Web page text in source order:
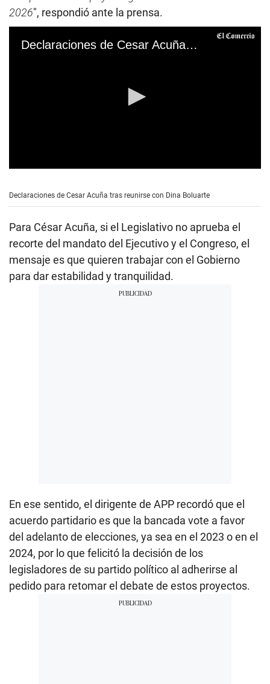
2026″, respondió ante la prensa.
Declaraciones de Cesar Acuña tras reunirse con Dina Boluarte
e
n
d
s
o
f
m
Declaraciones de Cesar Acuña tras reunirse con Dina Boluarte
Para César Acuña, si el Legislativo no aprueba el
recorte del mandato del Ejecutivo y el Congreso, el
mensaje es que quieren trabajar con el Gobierno
para dar estabilidad y tranquilidad.
En ese sentido, el dirigente de APP recordó que el
acuerdo partidario es que la bancada vote a favor
del adelanto de elecciones, ya sea en el 2023 o en el
2024, por lo que felicitó la decisión de los
legisladores de su partido político al adherirse al
pedido para retomar el debate de estos proyectos.